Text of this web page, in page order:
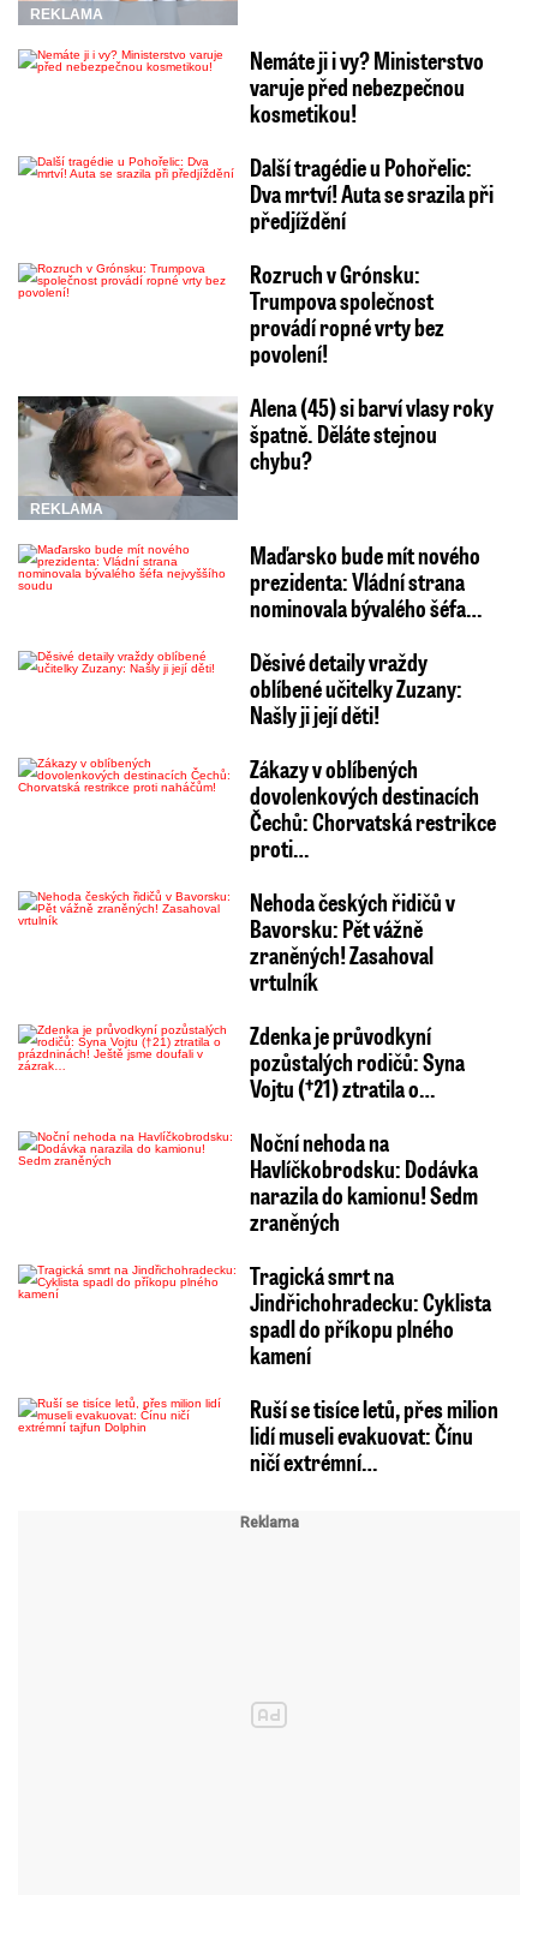
REKLAMA
Nemáte ji i vy? Ministerstvo
varuje před nebezpečnou
kosmetikou!
Další tragédie u Pohořelic:
Dva mrtví! Auta se srazila při
předjíždění
Rozruch v Grónsku:
Trumpova společnost
provádí ropné vrty bez
povolení!
REKLAMA
Alena (45) si barví vlasy roky
špatně. Děláte stejnou
chybu?
Maďarsko bude mít nového
prezidenta: Vládní strana
nominovala bývalého šéfa…
Děsivé detaily vraždy
oblíbené učitelky Zuzany:
Našly ji její děti!
Zákazy v oblíbených
dovolenkových destinacích
Čechů: Chorvatská restrikce
proti…
Nehoda českých řidičů v
Bavorsku: Pět vážně
zraněných! Zasahoval
vrtulník
Zdenka je průvodkyní
pozůstalých rodičů: Syna
Vojtu (†21) ztratila o…
Noční nehoda na
Havlíčkobrodsku: Dodávka
narazila do kamionu! Sedm
zraněných
Tragická smrt na
Jindřichohradecku: Cyklista
spadl do příkopu plného
kamení
Ruší se tisíce letů, přes milion
lidí museli evakuovat: Čínu
ničí extrémní…